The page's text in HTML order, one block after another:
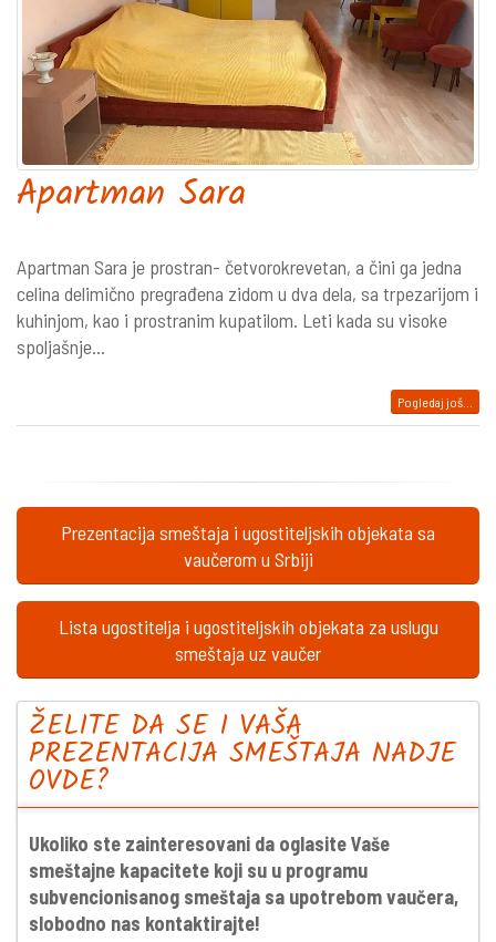
Apartman Sara
Apartman Sara je prostran- četvorokrevetan, a čini ga jedna
celina delimično pregrađena zidom u dva dela, sa trpezarijom i
kuhinjom, kao i prostranim kupatilom. Leti kada su visoke
spoljašnje...
Pogledaj još...
Prezentacija smeštaja i ugostiteljskih objekata sa
vaučerom u Srbiji
Lista ugostitelja i ugostiteljskih objekata za uslugu
smeštaja uz vaučer
ŽELITE DA SE I VAŠA
PREZENTACIJA SMEŠTAJA NADJE
OVDE?
Ukoliko ste zainteresovani da oglasite Vaše
smeštajne kapacitete koji su u programu
subvencionisanog smeštaja sa upotrebom vaučera,
slobodno nas kontaktirajte!